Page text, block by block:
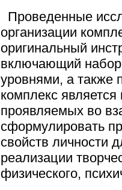
Проведенные
организации
оригинальный
включающий
уровнями, а также
комплекс
проявляемых во
сформулировать
свойств личности
реализации
физического,